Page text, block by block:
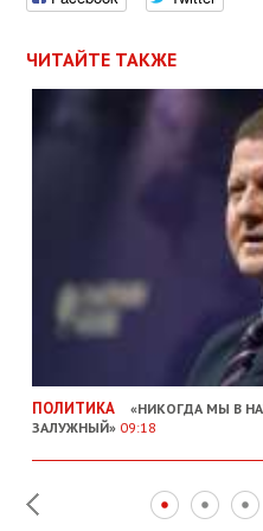
ЧИТАЙТЕ ТАКЖЕ
ПОЛИТИКА
«НИКОГДА МЫ В
ЗАЛУЖНЫЙ» 09:18